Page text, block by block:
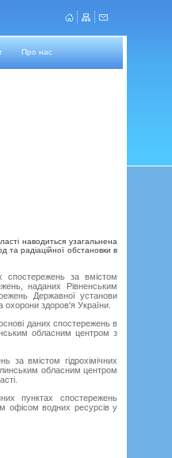
Про нас
наводиться узагальнена
та радіаційної обстановки в
за вмістом
наданих Рівненським
Державної установи
охорони здоров'я України.
даних спостережень в
обласним центром з
вмістом гідрохімічних
обласним центром
пунктах спостережень
офісом водних ресурсів у